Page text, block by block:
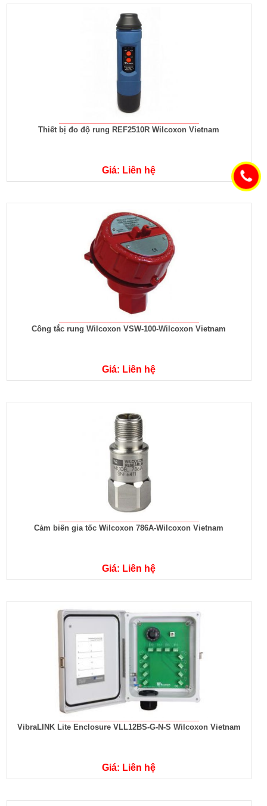
Thiết bị đo độ rung REF2510R Wilcoxon Vietnam
Giá: Liên hệ
Công tắc rung Wilcoxon VSW-100-Wilcoxon Vietnam
Giá: Liên hệ
Cảm biến gia tốc Wilcoxon 786A-Wilcoxon Vietnam
Giá: Liên hệ
VibraLINK Lite Enclosure VLL12BS-G-N-S Wilcoxon Vietnam
Giá: Liên hệ